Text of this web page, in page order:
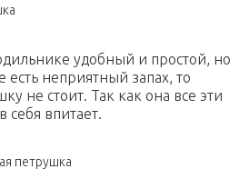
удобный и простой, но
есть неприятный запах, то
не стоит. Так как она все эти
себя впитает.
петрушка